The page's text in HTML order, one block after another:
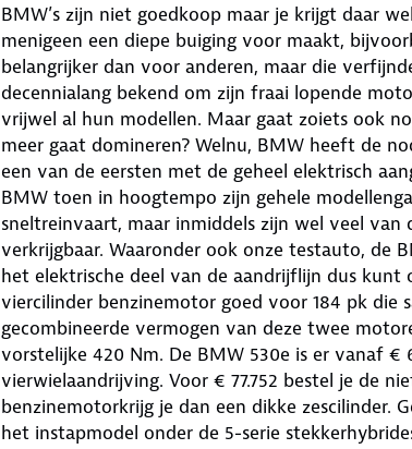
BMW’s zijn niet goedkoop maar je krijgt daar
menigeen een diepe buiging voor maakt,
belangrijker dan voor anderen, maar die
decennialang bekend om zijn fraai lopende
vrijwel al hun modellen. Maar gaat zoiets ook
meer gaat domineren? Welnu, BMW heeft de
een van de eersten met de geheel elektrisch
BMW toen in hoogtempo zijn gehele
sneltreinvaart, maar inmiddels zijn wel veel van
verkrijgbaar. Waaronder ook onze testauto, de
het elektrische deel van de aandrijflijn dus
viercilinder benzinemotor goed voor 184 pk
gecombineerde vermogen van deze twee
vorstelijke 420 Nm. De BMW 530e is er vanaf
vierwielaandrijving. Voor € 77.752 bestel je de
benzinemotorkrijg je dan een dikke zescilinder.
het instapmodel onder de 5-serie